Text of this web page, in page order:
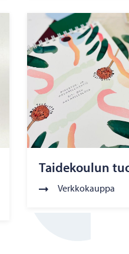
Taidekoulun
Verkkokauppa